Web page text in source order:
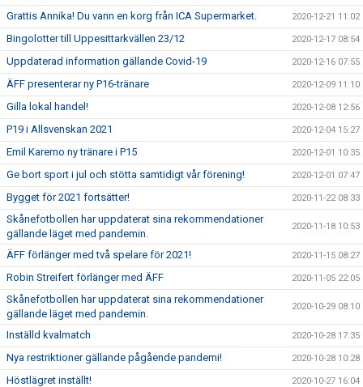
Grattis Annika! Du vann en korg från ICA Supermarket. 2020-12-21 11:02
Bingolotter till Uppesittarkvällen 23/12 2020-12-17 08:54
Uppdaterad information gällande Covid-19 2020-12-16 07:55
ÄFF presenterar ny P16-tränare 2020-12-09 11:10
Gilla lokal handel! 2020-12-08 12:56
P19 i Allsvenskan 2021 2020-12-04 15:27
Emil Karemo ny tränare i P15 2020-12-01 10:35
Ge bort sport i jul och stötta samtidigt vår förening! 2020-12-01 07:47
Bygget för 2021 fortsätter! 2020-11-22 08:33
Skånefotbollen har uppdaterat sina rekommendationer
gällande läget med pandemin.
2020-11-18 10:53
ÄFF förlänger med två spelare för 2021! 2020-11-15 08:27
Robin Streifert förlänger med ÄFF 2020-11-05 22:05
Skånefotbollen har uppdaterat sina rekommendationer
gällande läget med pandemin.
2020-10-29 08:10
Inställd kvalmatch 2020-10-28 17:35
Nya restriktioner gällande pågående pandemi! 2020-10-28 10:28
Höstlägret inställt! 2020-10-27 16:04